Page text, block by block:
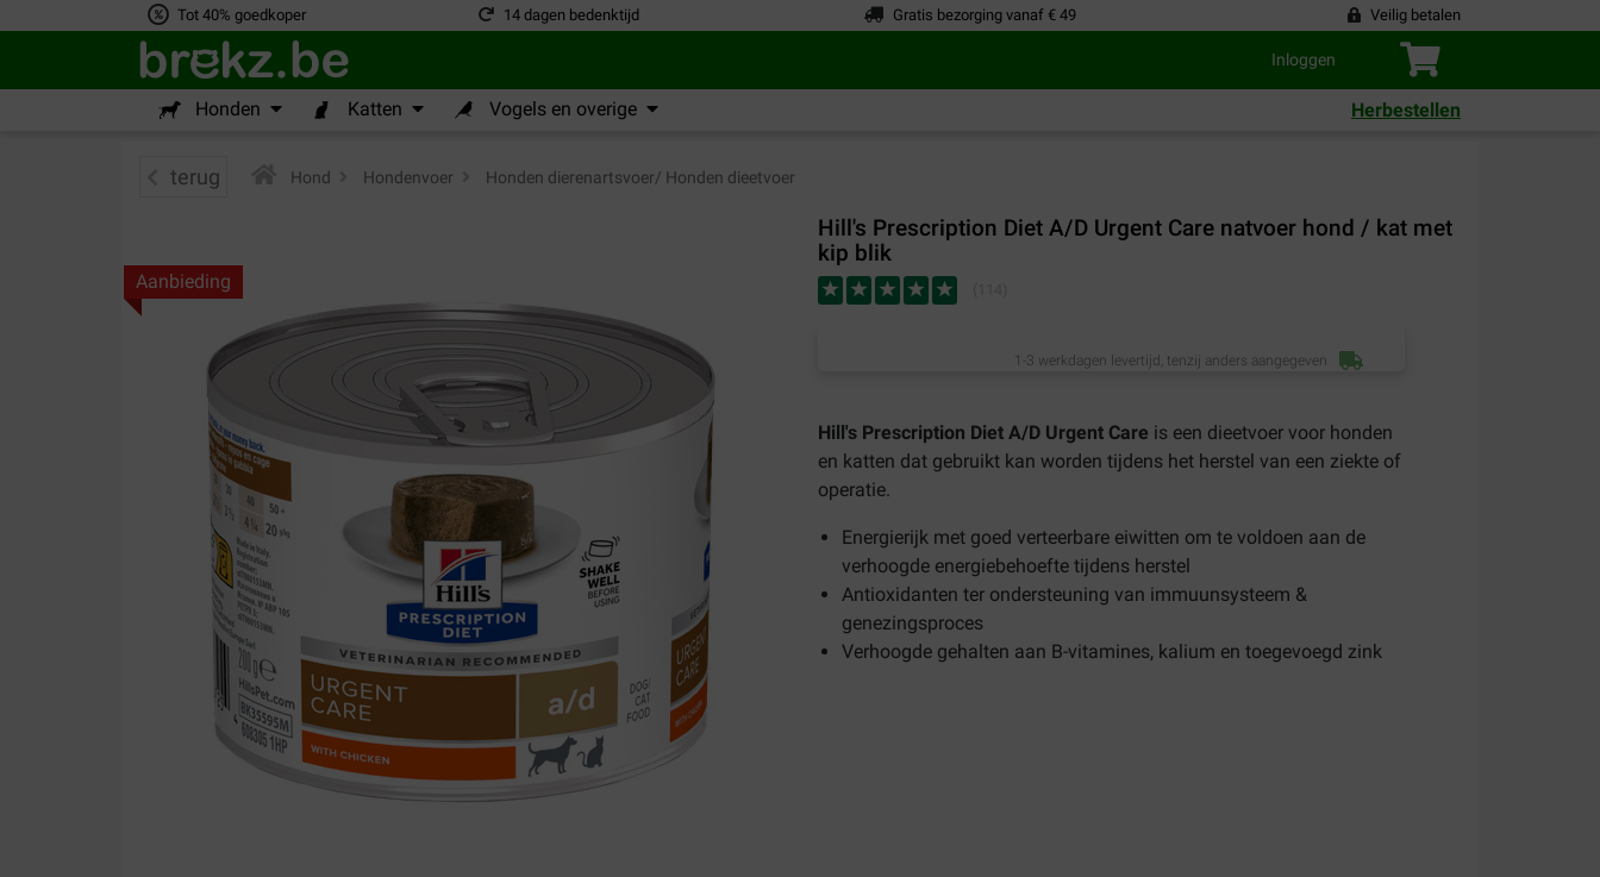
Tot 40% goedkoper 14 dagen bedenktijd Gratis bezorging vanaf € 49 Veilig betalen
Inloggen
Honden Katten Vogels en overige Herbestellen
terug Hond Hondenvoer Honden dierenartsvoer/ Honden dieetvoer
Hill's Prescription Diet A/D Urgent Care natvoer hond / kat met
kip blik
Aanbieding
1-3 werkdagen levertijd, tenzij anders aangegeven
Hill's Prescription Diet A/D Urgent Care is een dieetvoer voor honden
en katten dat gebruikt kan worden tijdens het herstel van een ziekte of
operatie.
Energierijk met goed verteerbare eiwitten om te voldoen aan de
verhoogde energiebehoefte tijdens herstel
Antioxidanten ter ondersteuning van immuunsysteem &
genezingsproces
Verhoogde gehalten aan B-vitamines, kalium en toegevoegd zink